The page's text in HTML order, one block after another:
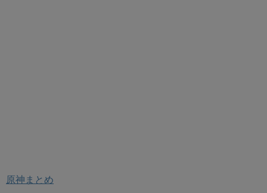
原神まとめ